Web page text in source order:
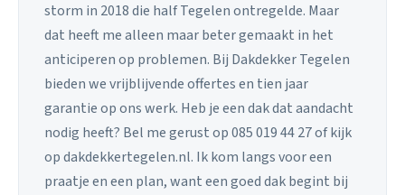
storm in 2018 die half Tegelen ontregelde. Maar
dat heeft me alleen maar beter gemaakt in het
anticiperen op problemen. Bij Dakdekker Tegelen
bieden we vrijblijvende offertes en tien jaar
garantie op ons werk. Heb je een dak dat aandacht
nodig heeft? Bel me gerust op 085 019 44 27 of kijk
op dakdekkertegelen.nl. Ik kom langs voor een
praatje en een plan, want een goed dak begint bij